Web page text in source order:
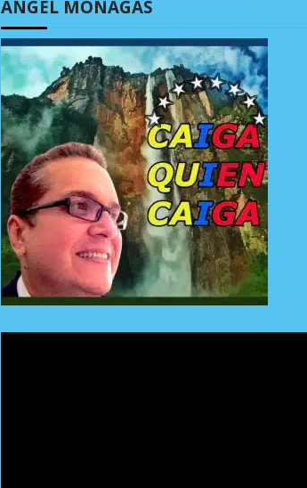
ÁNGEL MONAGAS